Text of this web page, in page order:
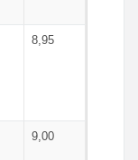
8,95
9,00